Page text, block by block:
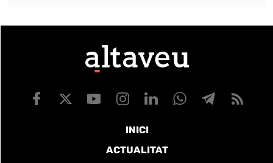
INICI
ACTUALITAT